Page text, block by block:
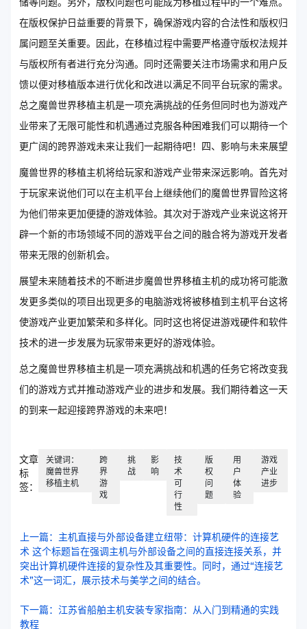
在版权保护日益重要的背景下，确保游戏内容的合法性和版权归
属问题至关重要。因此，在移植过程中需要严格遵守版权法规并
与版权所有者进行充分沟通。同时还需要关注市场需求和用户反
馈以便对移植版本进行优化和改进以满足不同平台玩家的需求。
总之魔兽世界移植主机是一项充满挑战的任务但同时也为游戏产
业带来了无限可能性和机遇通过克服各种困难我们可以期待一个
更广阔的跨界游戏未来让我们一起期待吧！四、影响与未来展望
魔兽世界的移植主机将给玩家和游戏产业带来深远影响。首先对
于玩家来说他们可以在主机平台上继续他们的魔兽世界冒险这将
为他们带来更加便捷的游戏体验。其次对于游戏产业来说这将开
辟一个新的市场领域不同的游戏平台之间的融合将为游戏开发者
带来无限的创新机会。
展望未来随着技术的不断进步魔兽世界移植主机的成功将可能激
发更多类似的项目出现更多的电脑游戏将被移植到主机平台这将
使游戏产业更加繁荣和多样化。同时这也将促进游戏硬件和软件
技术的进一步发展为玩家带来更好的游戏体验。
总之魔兽世界移植主机是一项充满挑战和机遇的任务它将改变我
们的游戏方式并推动游戏产业的进步和发展。我们期待着这一天
的到来一起迎接跨界游戏的未来吧！
文章
标
签：
关键词：
魔兽世界
移植主机
跨
界
游
戏
挑
战
影
响
技
术
可
行
性
版
权
问
题
用
户
体
验
游戏
产业
进步
上一篇：主机直接与外部设备建立纽带：计算机硬件的连接艺
术 这个标题旨在强调主机与外部设备之间的直接连接关系，并
突出计算机硬件连接的复杂性及其重要性。同时，通过“连接艺
术”这一词汇，展示技术与美学之间的结合。
下一篇：江苏省船舶主机安装专家指南：从入门到精通的实践
教程